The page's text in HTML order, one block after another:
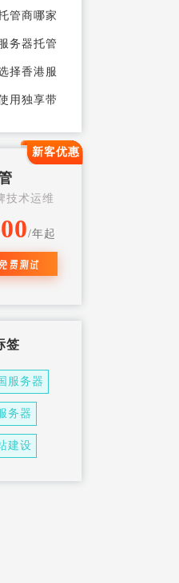
管商哪家
务器托管
择香港服
用独享带
作用是什
该注意什
房托管服
如何选择
时候运维
少钱一
择什么样
时候机房
什么样的
新客优惠
技术运维
/年起
费测试
签
服务器
务器
建设